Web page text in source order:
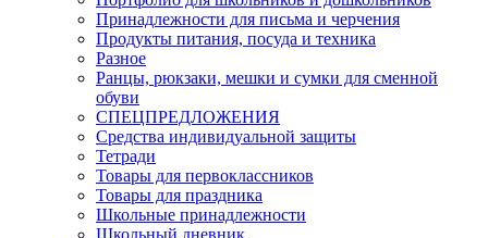
Принадлежности для письма и черчения
Продукты питания, посуда и техника
Разное
Ранцы, рюкзаки, мешки и сумки для сменной
обуви
СПЕЦПРЕДЛОЖЕНИЯ
Средства индивидуальной защиты
Тетради
Товары для первоклассников
Товары для праздника
Школьные принадлежности
Школьный дневник